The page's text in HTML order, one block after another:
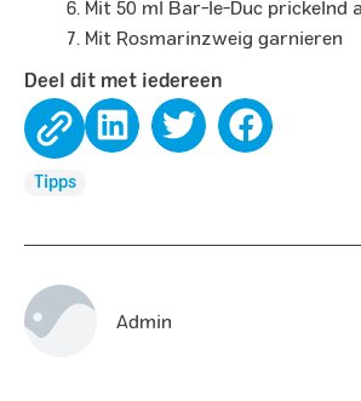
Mit 50 ml Bar-le-Duc prickelnd
Mit Rosmarinzweig garnieren
Deel dit met iedereen
Tipps
Admin